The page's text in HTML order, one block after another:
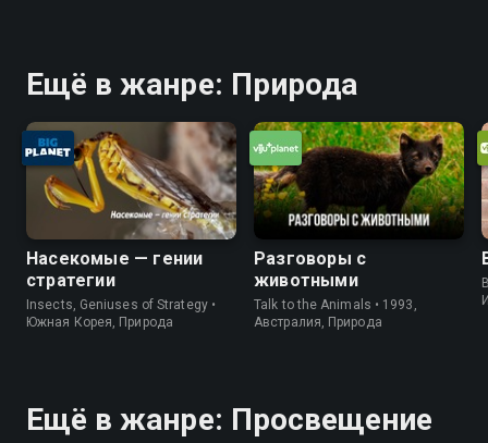
Ещё в жанре: Природа
Насекомые — гении
стратегии
Insects, Geniuses of Strategy •
Южная Корея, Природа
Разговоры с
животными
Talk to the Animals • 1993,
Австралия, Природа
Ещё в жанре: Просвещение